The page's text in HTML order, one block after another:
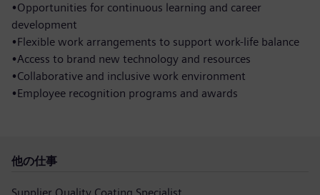
•Opportunities for continuous learning and career
development
•Flexible work arrangements to support work-life balance
•Access to brand new technology and resources
•Collaborative and inclusive work environment
•Employee recognition programs and awards
他の仕事